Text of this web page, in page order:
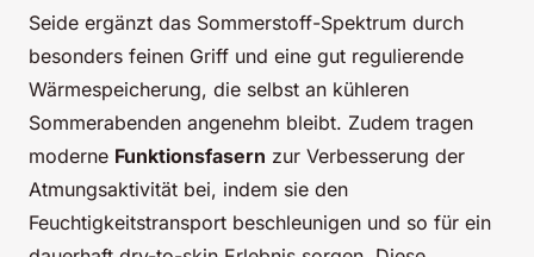
Seide ergänzt das Sommerstoff-Spektrum durch
besonders feinen Griff und eine gut regulierende
Wärmespeicherung, die selbst an kühleren
Sommerabenden angenehm bleibt. Zudem tragen
moderne Funktionsfasern zur Verbesserung der
Atmungsaktivität bei, indem sie den
Feuchtigkeitstransport beschleunigen und so für ein